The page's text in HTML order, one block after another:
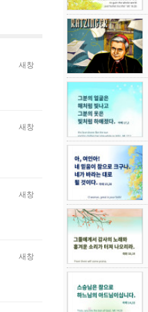
새창
새창
새창
새창